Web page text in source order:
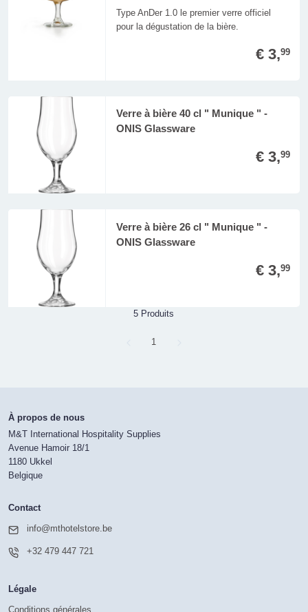
Type AnDer 1.0 le premier verre officiel
pour la dégustation de la bière.
€ 3,99
Verre à bière 40 cl " Munique " -
ONIS Glassware
€ 3,99
Verre à bière 26 cl " Munique " -
ONIS Glassware
€ 3,99
5 Produits
Page
1
À propos de nous
M&T International Hospitality Supplies
Avenue Hamoir 18/1
1180 Ukkel
Belgique
Contact
info@mthotelstore.be
+32 479 447 721
Légale
Conditions générales